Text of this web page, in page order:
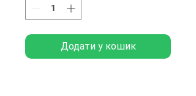
Додати у кошик